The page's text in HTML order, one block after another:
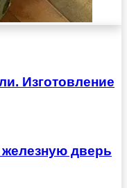
Изготовление
дверь